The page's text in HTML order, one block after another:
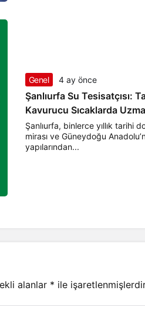
Genel 4 ay önce
Şanlıurfa Su Tesisatçısı:
Kavurucu Sıcaklarda
Şanlıurfa, binlerce yıllık tarihi
mirası ve Güneydoğu
yapılarından...
alanlar * ile